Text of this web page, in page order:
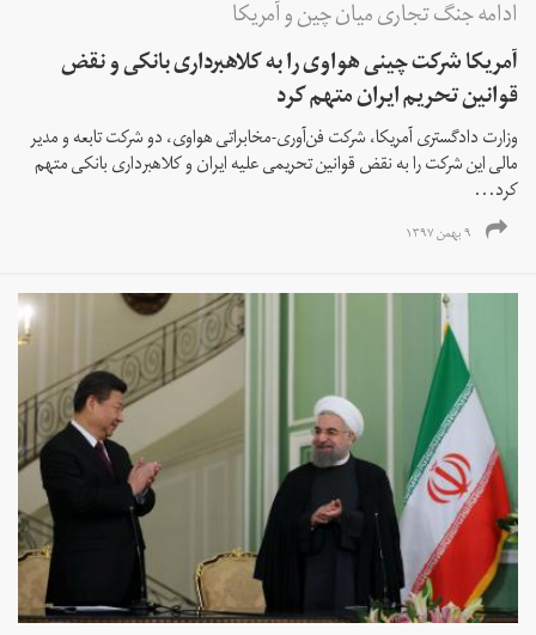
ادامه جنگ تجاری میان چین و آمریکا
آمریکا شرکت چینی هواوی را به کلاهبرداری بانکی و نقض
قوانین تحریم ایران متهم کرد
وزارت دادگستری آمریکا، شرکت فن‌آوری-مخابراتی هواوی، دو شرکت تابعه و مدیر
مالی این شرکت را به نقض قوانین تحریمی علیه ایران و کلاهبرداری بانکی متهم
کرد...
۹ بهمن ۱۳۹۷